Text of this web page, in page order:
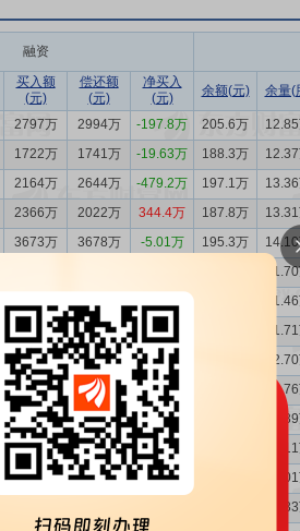
融资
买入额
(元)
偿还额
(元)
净买入
(元)
余额(元) 余量(
2797万 2994万 -197.8万 205.6万
1722万 1741万 -19.63万 188.3万
2164万 2644万 -479.2万 197.1万
2366万 2022万 344.4万 187.8万
3673万 3678万 -5.01万 195.3万
1190万 1350万 -159.8万
750.8万 809.2万 -58.48万
686.1万 990.2万 -304.1万
1168万 1201万 -33.13万
883.6万 1540万 -656.4万
1934万 2430万 -496.2万